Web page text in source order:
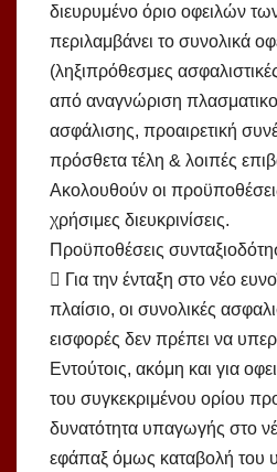
διευρυμένο όριο οφειλών
περιλαμβάνει το συνολικά
(ληξιπρόθεσμες
από αναγνώριση
ασφάλισης, προαιρετική
πρόσθετα τέλη & λοιπές
Ακολουθούν οι
χρήσιμες διευκρινίσεις.
Προϋποθέσεις
 Για την ένταξη στο νέο
πλαίσιο, οι συνολικές
εισφορές δεν πρέπει να
Εντούτοις, ακόμη και για
του συγκεκριμένου ορίου
δυνατότητα υπαγωγής στο
εφάπαξ όμως καταβολή του